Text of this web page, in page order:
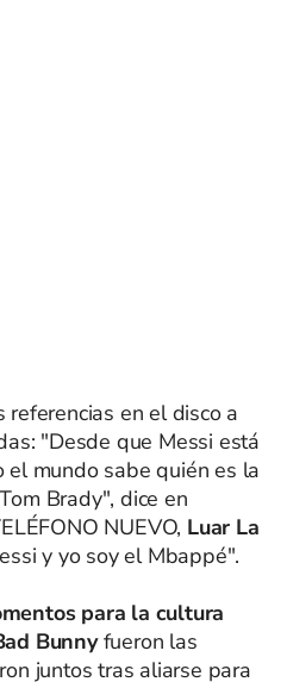
referencias en el disco a
"Desde que Messi está
mundo sabe quién es la
Brady", dice en
NUEVO, Luar La
y yo soy el Mbappé".
para la cultura
Bunnyfueron las
juntos tras aliarse para